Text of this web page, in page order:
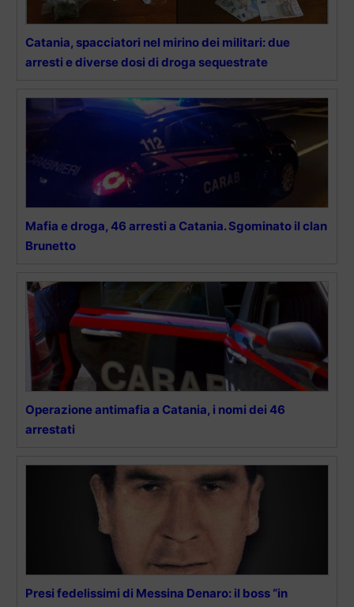
Catania, spacciatori nel mirino dei militari: due
arresti e diverse dosi di droga sequestrate
Mafia e droga, 46 arresti a Catania. Sgominato il clan
Brunetto
Operazione antimafia a Catania, i nomi dei 46
arrestati
Presi fedelissimi di Messina Denaro: il boss “in